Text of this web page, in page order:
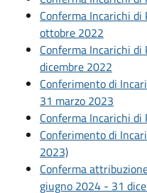
Conferma Incarichi
ottobre 2022
Conferma Incarichi
dicembre 2022
Conferimento di
31 marzo 2023
Conferma Incarichi
Conferimento di
2023)
Conferma
giugno 2024 - 31